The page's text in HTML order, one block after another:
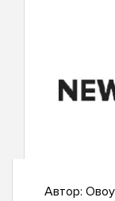
Автор: